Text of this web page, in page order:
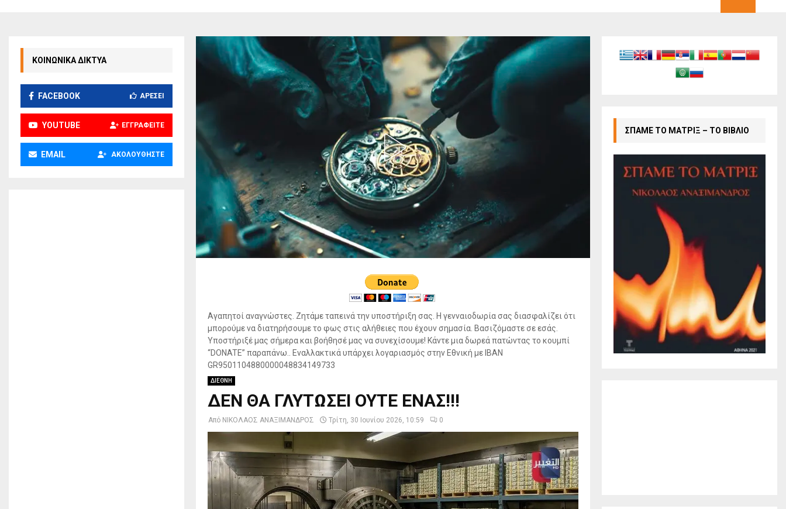
Αγαπητοί αναγνώστες. Ζητάμε ταπεινά την υποστήριξη σας. Η γενναιοδωρία σας διασφαλίζει ότι
μπορούμε να διατηρήσουμε το φως στις αλήθειες που έχουν σημασία. Βασιζόμαστε σε εσάς.
Υποστήριξέ μας σήμερα και βοήθησέ μας να συνεχίσουμε! Κάντε μια δωρεά πατώντας το κουμπί
“DONATE” παραπάνω.. Εναλλακτικά υπάρχει λογαριασμός στην Εθνική με IBAN
GR9501104880000048834149733
ΔΙΕΘΝΗ
ΔΕΝ ΘΑ ΓΛΥΤΩΣΕΙ ΟΥΤΕ ΕΝΑΣ!!!
Από ΝΙΚΟΛΑΟΣ ΑΝΑΞΙΜΑΝΔΡΟΣ Τρίτη, 30 Ιουνίου 2026, 10:59 0
ΚΟΙΝΩΝΙΚΑ ΔΙΚΤΥΑ
FACEBOOK ΑΡΈΣΕΙ
YOUTUBE ΕΓΓΡΑΦΕΊΤΕ
EMAIL ΑΚΟΛΟΥΘΉΣΤΕ
ΣΠΑΜΕ ΤΟ ΜΑΤΡΙΞ – ΤΟ ΒΙΒΛΙΟ